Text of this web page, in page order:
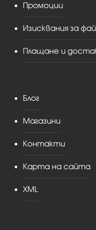
Промоции
Изисквания за
Плащане и
Блог
Магазини
Контакти
Карта на сайта
XML